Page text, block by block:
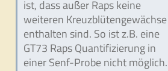
ist, dass außer Raps keine
weiteren Kreuzblütengewächse
enthalten sind. So ist z.B. eine
GT73 Raps Quantifizierung in
einer Senf-Probe nicht möglich.